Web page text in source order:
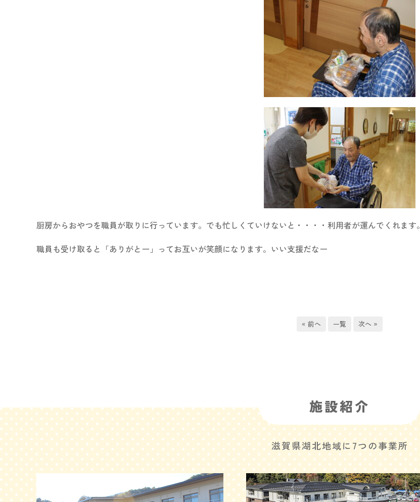
厨房からおやつを職員が取りに行っています。でも忙しくていけないと・・・・利用者が運んでくれます。
職員も受け取ると「ありがとー」ってお互いが笑顔になります。いい支援だなー
« 前へ 一覧 次へ »
施設紹介
滋賀県湖北地域に7つの事業所